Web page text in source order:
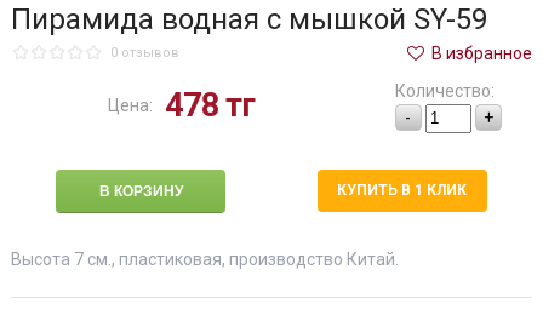
Пирамида водная с мышкой SY-59
0 отзывов В избранное
Цена: 478тг
Количество:
-
+
КУПИТЬ В 1 КЛИК
Высота 7 см., пластиковая, производство Китай.